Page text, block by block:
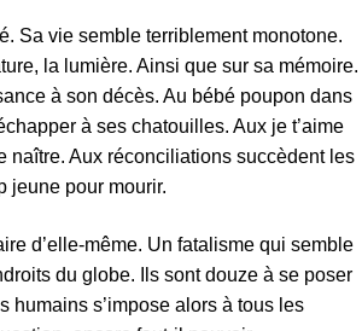
Sa vie semble terriblement monotone.
la lumière. Ainsi que sur sa mémoire.
à son décès. Au bébé poupon dans
à ses chatouilles. Aux je t’aime
naître. Aux réconciliations succèdent les
jeune pour mourir.
d’elle-même. Un fatalisme qui semble
du globe. Ils sont douze à se poser
humains s’impose alors à tous les